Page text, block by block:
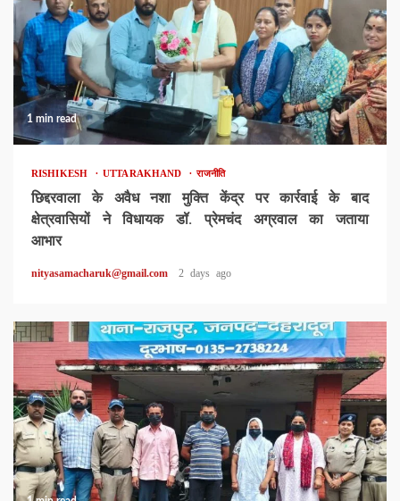
1 min read
RISHIKESH UTTARAKHAND राजनीति
छिद्दरवाला के अवैध नशा मुक्ति केंद्र पर कार्रवाई के बाद
क्षेत्रवासियों ने विधायक डॉ. प्रेमचंद अग्रवाल का जताया
आभार
nityasamacharuk@gmail.com 2 days ago